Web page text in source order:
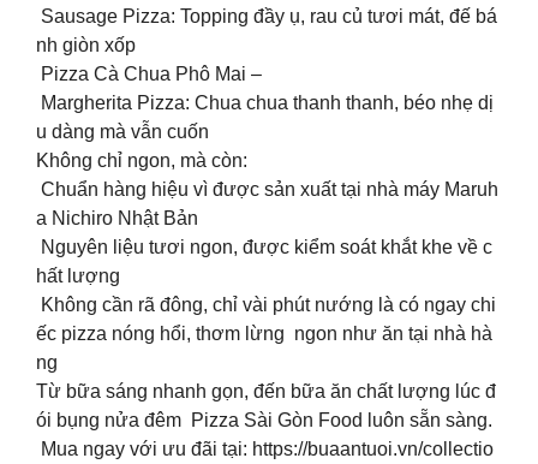
Sausage Pizza: Topping đầy ụ, rau củ tươi mát, đế bá
nh giòn xốp
Pizza Cà Chua Phô Mai –
Margherita Pizza: Chua chua thanh thanh, béo nhẹ dị
u dàng mà vẫn cuốn
Không chỉ ngon, mà còn:
️ Chuẩn hàng hiệu vì được sản xuất tại nhà máy Maruh
a Nichiro Nhật Bản
️ Nguyên liệu tươi ngon, được kiểm soát khắt khe về c
hất lượng
️ Không cần rã đông, chỉ vài phút nướng là có ngay chi
ếc pizza nóng hổi, thơm lừng ngon như ăn tại nhà hà
ng
Từ bữa sáng nhanh gọn, đến bữa ăn chất lượng lúc đ
ói bụng nửa đêm Pizza Sài Gòn Food luôn sẵn sàng.
️ Mua ngay với ưu đãi tại: https://buaantuoi.vn/collectio